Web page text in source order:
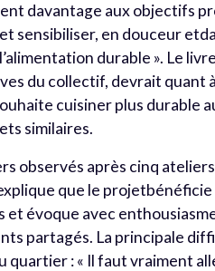
davantage aux objectifs
sensibiliser, en douceur
durable ». Le
du collectif, devrait quant
cuisiner plus durable
similaires.
observés après cinq
que le
et évoque avec
partagés. La principale
quartier : « Il faut vraiment